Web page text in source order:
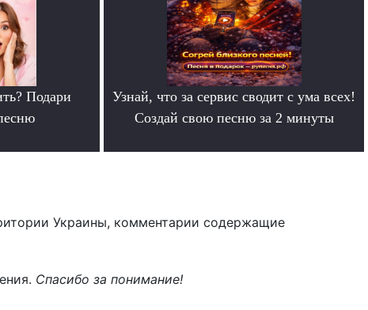
Подари
Узнай, что за сервис сводит с ума всех!
Создай свою песню за 2 минуты
Украины, комментарии содержащие
Спасибо за понимание!